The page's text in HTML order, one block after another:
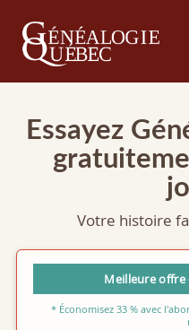
Essayez
Votre histoire
Meilleure offre
* Économisez 33 % avec